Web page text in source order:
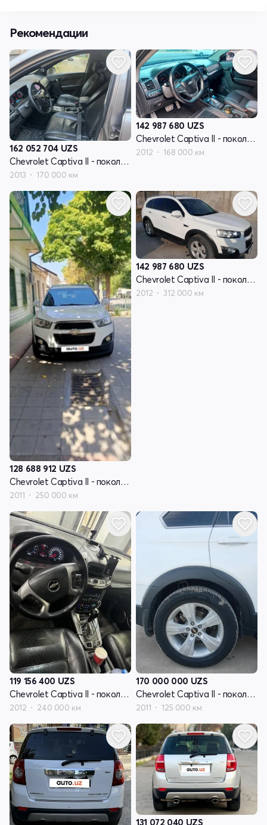
Рекомендации
162 052 704 UZS
Chevrolet Captiva II - поколение
2013 170 000 км
142 987 680 UZS
Chevrolet Captiva II - поколение
2012 168 000 км
128 688 912 UZS
Chevrolet Captiva II - поколение
2011 250 000 км
142 987 680 UZS
Chevrolet Captiva II - поколение
2012 312 000 км
119 156 400 UZS
Chevrolet Captiva II - поколение
2012 240 000 км
170 000 000 UZS
Chevrolet Captiva II - поколение
2011 125 000 км
131 072 040 UZS